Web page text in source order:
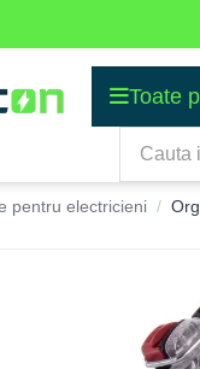
Toate
pentru electricieni